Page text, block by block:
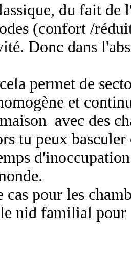
du fait
(confort /
Donc dans
permet de
et
avec des
tu peux
cas pour les
nid familial pour